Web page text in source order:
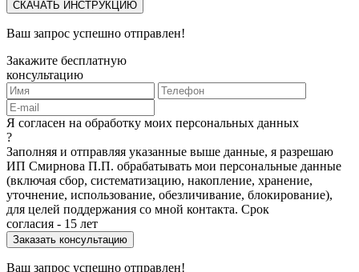
СКАЧАТЬ ИНСТРУКЦИЮ
Ваш запрос успешно отправлен!
Закажите бесплатную
консультацию
Я согласен на обработку моих персональных данных
?
Заполняя и отправляя указанные выше данные, я разрешаю
ИП Смирнова П.П. обрабатывать мои персональные данные
(включая сбор, систематизацию, накопление, хранение,
уточнение, использование, обезличивание, блокирование),
для целей поддержания со мной контакта. Срок
согласия - 15 лет
Ваш запрос успешно отправлен!